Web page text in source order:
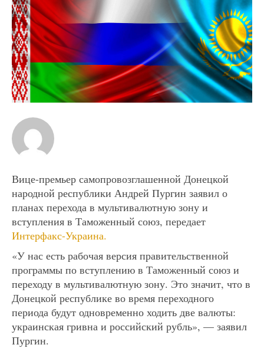
Вице-премьер самопровозглашенной Донецкой
народной республики Андрей Пургин заявил о
планах перехода в мультивалютную зону и
вступления в Таможенный союз, передает
Интерфакс-Украина.
«У нас есть рабочая версия правительственной
программы по вступлению в Таможенный союз и
переходу в мультивалютную зону. Это значит, что в
Донецкой республике во время переходного
периода будут одновременно ходить две валюты:
украинская гривна и российский рубль», — заявил
Пургин.